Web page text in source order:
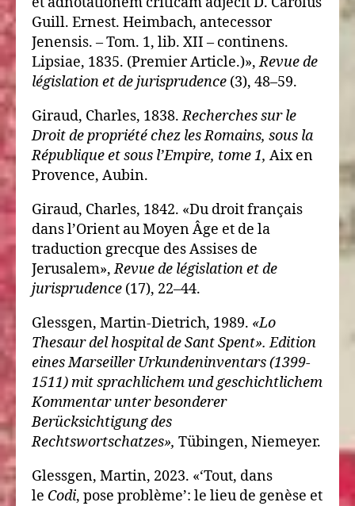
Guill. Ernest. Heimbach, antecessor
Jenensis. – Tom. 1, lib. XII – continens.
Lipsiae, 1835. (Premier Article.)»,Revue de
législation et de jurisprudence (3), 48–59.
Giraud, Charles, 1838.Recherches sur le
Droit de propriété chez les Romains, sous la
République et sous l’Empire, tome 1, Aix en
Provence, Aubin.
Giraud, Charles, 1842. «Du droit français
dans l’Orient au Moyen Âge et de la
traduction grecque des Assises de
Jerusalem»,Revue de législation et de
jurisprudence (17), 22–44.
Glessgen, Martin-Dietrich, 1989. «Lo
Thesaur del hospital de Sant Spent». Edition
eines Marseiller Urkundeninventars (1399-
1511) mit sprachlichem und geschichtlichem
Kommentar unter besonderer
Berücksichtigung des
Rechtswortschatzes», Tübingen, Niemeyer.
Glessgen, Martin, 2023. «‘Tout, dans
le Codi, pose problème’: le lieu de genèse et